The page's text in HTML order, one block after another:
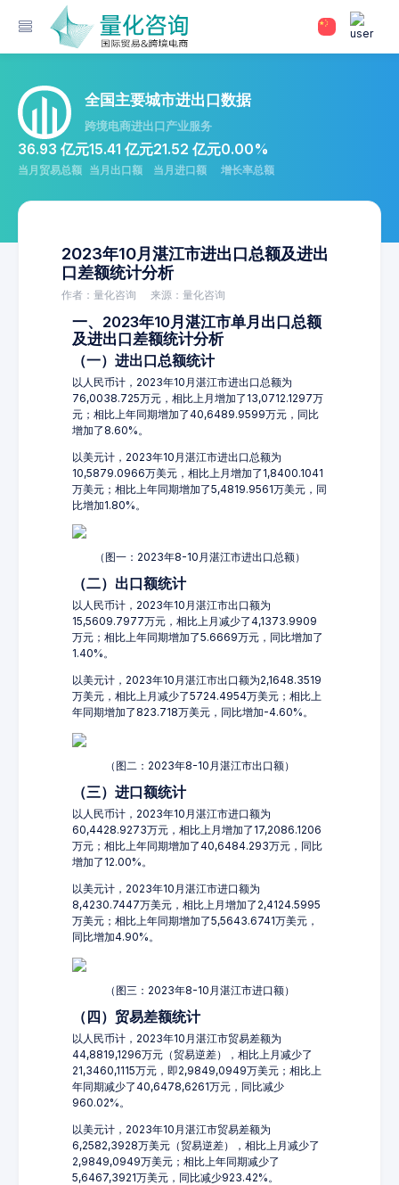
全国主要城市进出口数据
跨境电商进出口产业服务
36.93 亿元
当月贸易总额
15.41 亿元
当月出口额
21.52 亿元
当月进口额
0.00%
增长率总额
2023年10月湛江市进出口总额及进出
口差额统计分析
作者：量化咨询 来源：量化咨询
一、2023年10月湛江市单月出口总额
及进出口差额统计分析
（一）进出口总额统计
以人民币计，2023年10月湛江市进出口总额为
76,0038.725万元，相比上月增加了13,0712.1297万
元；相比上年同期增加了40,6489.9599万元，同比
增加了8.60%。
以美元计，2023年10月湛江市进出口总额为
10,5879.0966万美元，相比上月增加了1,8400.1041
万美元；相比上年同期增加了5,4819.9561万美元，同
比增加1.80%。
（图一：2023年8-10月湛江市进出口总额）
（二）出口额统计
以人民币计，2023年10月湛江市出口额为
15,5609.7977万元，相比上月减少了4,1373.9909
万元；相比上年同期增加了5.6669万元，同比增加了
1.40%。
以美元计，2023年10月湛江市出口额为2,1648.3519
万美元，相比上月减少了5724.4954万美元；相比上
年同期增加了823.718万美元，同比增加-4.60%。
（图二：2023年8-10月湛江市出口额）
（三）进口额统计
以人民币计，2023年10月湛江市进口额为
60,4428.9273万元，相比上月增加了17,2086.1206
万元；相比上年同期增加了40,6484.293万元，同比
增加了12.00%。
以美元计，2023年10月湛江市进口额为
8,4230.7447万美元，相比上月增加了2,4124.5995
万美元；相比上年同期增加了5,5643.6741万美元，
同比增加4.90%。
（图三：2023年8-10月湛江市进口额）
（四）贸易差额统计
以人民币计，2023年10月湛江市贸易差额为
44,8819,1296万元（贸易逆差），相比上月减少了
21,3460,1115万元，即2,9849,0949万美元；相比上
年同期减少了40,6478,6261万元，同比减少
960.02%。
以美元计，2023年10月湛江市贸易差额为
6,2582,3928万美元（贸易逆差），相比上月减少了
2,9849,0949万美元；相比上年同期减少了
5,6467,3921万美元，同比减少923.42%。